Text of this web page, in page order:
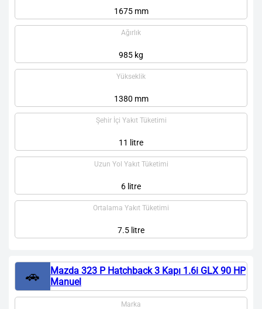
1675 mm
Ağırlık
985 kg
Yükseklik
1380 mm
Şehir İçi Yakıt Tüketimi
11 litre
Uzun Yol Yakıt Tüketimi
6 litre
Ortalama Yakıt Tüketimi
7.5 litre
🚗
Mazda 323 P Hatchback 3 Kapı 1.6i GLX 90 HP
Manuel
Marka